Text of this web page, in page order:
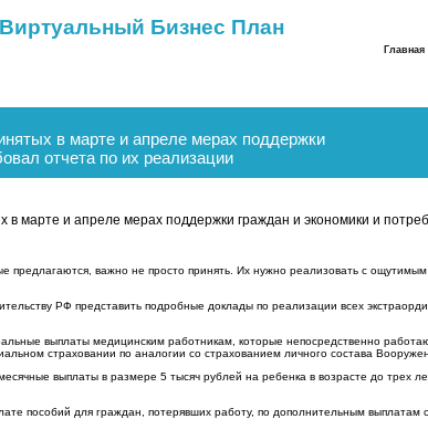
Виртуальный Бизнес План
Главная
в марте и апреле мерах поддержки
отчета по их реализации
марте и апреле мерах поддержки граждан и экономики и
предлагаются, важно не просто принять. Их нужно реализовать с
РФ представить подробные доклады по реализации всех
выплаты медицинским работникам, которые непосредственно
страховании по аналогии со страхованием личного состава
выплаты в размере 5 тысяч рублей на ребенка в возрасте до трех
пособий для граждан, потерявших работу, по дополнительным выплатам